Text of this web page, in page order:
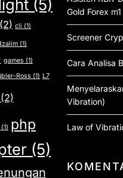
(5)
cli (1)
(1)
games (1)
Ross (1) L7
(2)
php
(5)
Gold Forex m1
Screener
Cara Analisa
Vibration)
Law of